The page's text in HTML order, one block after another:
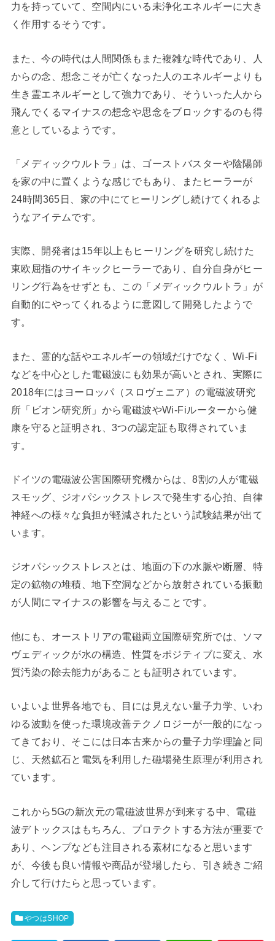
力を持っていて、空間内にいる未浄化エネルギーに大き
く作用するそうです。
また、今の時代は人間関係もまた複雑な時代であり、人
からの念、想念こそが亡くなった人のエネルギーよりも
生き霊エネルギーとして強力であり、そういった人から
飛んでくるマイナスの想念や思念をブロックするのも得
意としているようです。
「メディックウルトラ」は、ゴーストバスターや陰陽師
を家の中に置くような感じでもあり、またヒーラーが
24時間365日、家の中にてヒーリングし続けてくれるよ
うなアイテムです。
実際、開発者は15年以上もヒーリングを研究し続けた
東欧屈指のサイキックヒーラーであり、自分自身がヒー
リング行為をせずとも、この「メディックウルトラ」が
自動的にやってくれるように意図して開発したようで
す。
また、霊的な話やエネルギーの領域だけでなく、Wi-Fi
などを中心とした電磁波にも効果が高いとされ、実際に
2018年にはヨーロッパ（スロヴェニア）の電磁波研究
所「ビオン研究所」から電磁波やWi-Fiルーターから健
康を守ると証明され、3つの認定証も取得されていま
す。
ドイツの電磁波公害国際研究機からは、8割の人が電磁
スモッグ、ジオパシックストレスで発生する心拍、自律
神経への様々な負担が軽減されたという試験結果が出て
います。
ジオパシックストレスとは、地面の下の水脈や断層、特
定の鉱物の堆積、地下空洞などから放射されている振動
が人間にマイナスの影響を与えることです。
他にも、オーストリアの電磁両立国際研究所では、ソマ
ヴェディックが水の構造、性質をポジティブに変え、水
質汚染の除去能力があることも証明されています。
いよいよ世界各地でも、目には見えない量子力学、いわ
ゆる波動を使った環境改善テクノロジーが一般的になっ
てきており、そこには日本古来からの量子力学理論と同
じ、天然鉱石と電気を利用した磁場発生原理が利用され
ています。
これから5Gの新次元の電磁波世界が到来する中、電磁
波デトックスはもちろん、プロテクトする方法が重要で
あり、ヘンプなども注目される素材になると思います
が、今後も良い情報や商品が登場したら、引き続きご紹
介して行けたらと思っています。
やつはSHOP